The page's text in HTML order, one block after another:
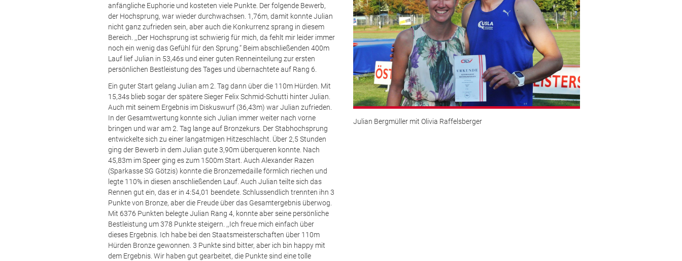
anfängliche Euphorie und kosteten viele Punkte. Der folgende Bewerb,
der Hochsprung, war wieder durchwachsen. 1,76m, damit konnte Julian
nicht ganz zufrieden sein, aber auch die Konkurrenz sprang in diesem
Bereich. ,,Der Hochsprung ist schwierig für mich, da fehlt mir leider immer
noch ein wenig das Gefühl für den Sprung.“ Beim abschließenden 400m
Lauf lief Julian in 53,46s und einer guten Renneinteilung zur ersten
persönlichen Bestleistung des Tages und übernachtete auf Rang 6.
Ein guter Start gelang Julian am 2. Tag dann über die 110m Hürden. Mit
15,34s blieb sogar der spätere Sieger Felix Schmid-Schutti hinter Julian.
Auch mit seinem Ergebnis im Diskuswurf (36,43m) war Julian zufrieden.
In der Gesamtwertung konnte sich Julian immer weiter nach vorne
bringen und war am 2. Tag lange auf Bronzekurs. Der Stabhochsprung
entwickelte sich zu einer langatmigen Hitzeschlacht. Über 2,5 Stunden
ging der Bewerb in dem Julian gute 3,90m überqueren konnte. Nach
45,83m im Speer ging es zum 1500m Start. Auch Alexander Razen
(Sparkasse SG Götzis) konnte die Bronzemedaille förmlich riechen und
legte 110% in diesen anschließenden Lauf. Auch Julian teilte sich das
Rennen gut ein, das er in 4:54,01 beendete. Schlussendlich trennten ihn 3
Punkte von Bronze, aber die Freude über das Gesamtergebnis überwog.
Mit 6376 Punkten belegte Julian Rang 4, konnte aber seine persönliche
Bestleistung um 378 Punkte steigern. ,,Ich freue mich einfach über
dieses Ergebnis. Ich habe bei den Staatsmeisterschaften über 110m
Hürden Bronze gewonnen. 3 Punkte sind bitter, aber ich bin happy mit
dem Ergebnis. Wir haben gut gearbeitet, die Punkte sind eine tolle
Julian Bergmüller mit Olivia Raffelsberger